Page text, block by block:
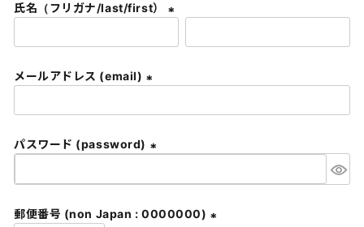
)
氏名（フリガナ/last/first）
必
)
メールアドレス (email)
必
)
パスワード (password)
必
須
郵便番号 (non Japan : 0000000)